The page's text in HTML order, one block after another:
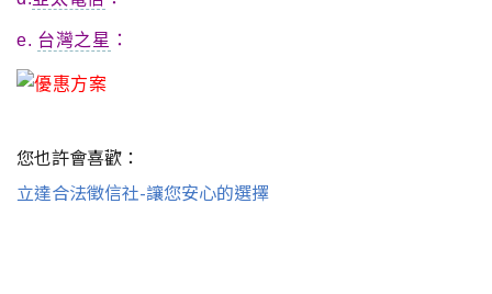
e. 台灣之星 ：
您也許會喜歡：
立達合法徵信社-讓您安心的選擇